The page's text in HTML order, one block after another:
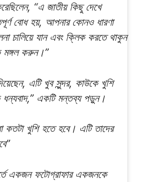
“এ জাতীয় কিছু দেখে
বোধ হয়, আপনার কোনও ধারণা
চালিয়ে যান এবং ক্লিক করতে থাকুন
করুন।”
এটি খুব সুন্দর, কাউকে খুশি
একটি মন্তব্য পড়ুন।
কতটা খুশি হতে হবে। এটি তাদের
একজন ফটোগ্রাফার একজনকে